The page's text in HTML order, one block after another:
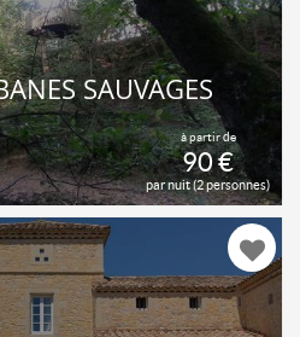
à partir de
90 €
par nuit (2 personnes)
SAUVAGES